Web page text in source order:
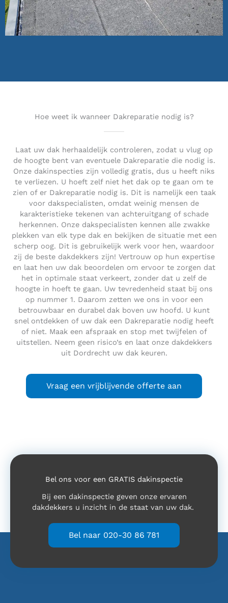
Hoe weet ik wanneer Dakreparatie nodig is?
Laat uw dak herhaaldelijk controleren, zodat u vlug op
de hoogte bent van eventuele Dakreparatie die nodig is.
Onze dakinspecties zijn volledig gratis, dus u heeft niks
te verliezen. U hoeft zelf niet het dak op te gaan om te
zien of er Dakreparatie nodig is. Dit is namelijk een taak
voor dakspecialisten, omdat weinig mensen de
karakteristieke tekenen van achteruitgang of schade
herkennen. Onze dakspecialisten kennen alle zwakke
plekken van elk type dak en bekijken de situatie met een
scherp oog. Dit is gebruikelijk werk voor hen, waardoor
zij de beste dakdekkers zijn! Vertrouw op hun expertise
en laat hen uw dak beoordelen om ervoor te zorgen dat
het in optimale staat verkeert, zonder dat u zelf de
hoogte in hoeft te gaan. Uw tevredenheid staat bij ons
op nummer 1. Daarom zetten we ons in voor een
betrouwbaar en durabel dak boven uw hoofd. U kunt
snel ontdekken of uw dak een Dakreparatie nodig heeft
of niet. Maak een afspraak en stop met twijfelen of
uitstellen. Neem geen risico’s en laat onze dakdekkers
uit Dordrecht uw dak keuren.
Vraag een vrijblijvende offerte aan
Bel ons voor een GRATIS dakinspectie
Bij een dakinspectie geven onze ervaren
dakdekkers u inzicht in de staat van uw dak.
Bel naar 020-30 86 781